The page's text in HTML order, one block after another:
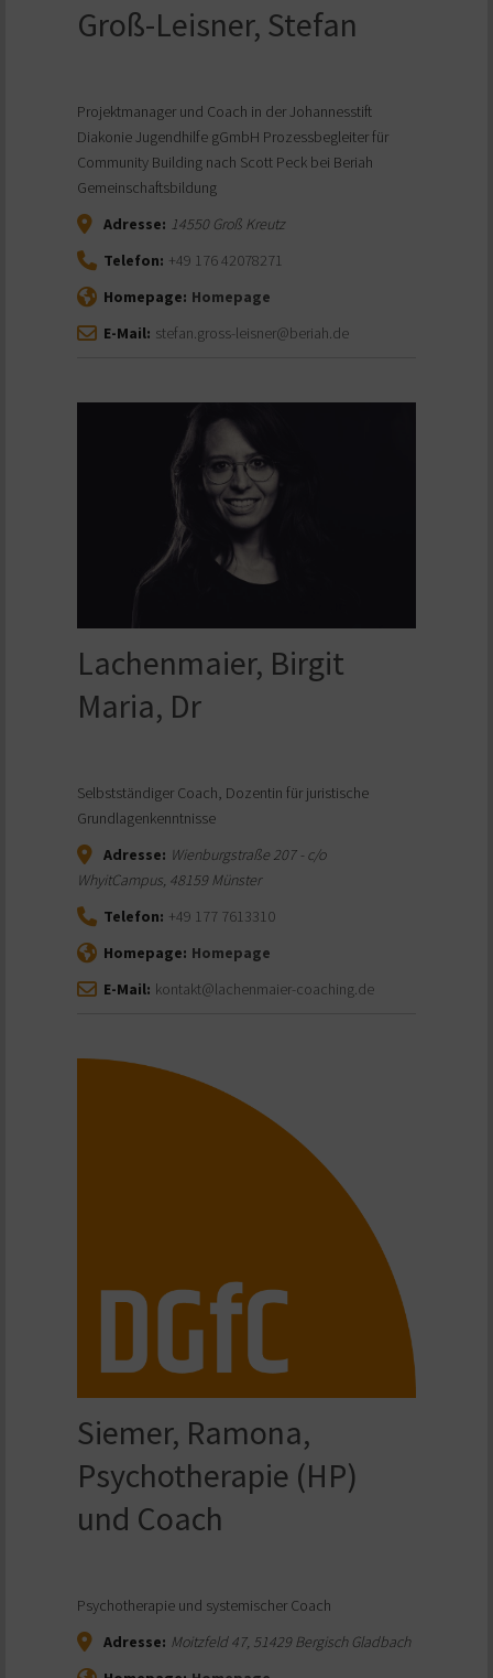
Groß-Leisner, Stefan
Projektmanager und Coach in der Johannesstift
Diakonie Jugendhilfe gGmbH Prozessbegleiter für
Community Building nach Scott Peck bei Beriah
Gemeinschaftsbildung
Adresse: 14550Groß Kreutz
Telefon: +49 176 42078271
Homepage: Homepage
E-Mail: stefan.gross-leisner@beriah.de
Lachenmaier, Birgit
Maria, Dr
Selbstständiger Coach, Dozentin für juristische
Grundlagenkenntnisse
Adresse: Wienburgstraße 207 - c/o
WhyitCampus, 48159Münster
Telefon: +49 177 7613310
Homepage: Homepage
E-Mail: kontakt@lachenmaier-coaching.de
Siemer, Ramona,
Psychotherapie (HP)
und Coach
Psychotherapie und systemischer Coach
Adresse: Moitzfeld 47, 51429Bergisch Gladbach